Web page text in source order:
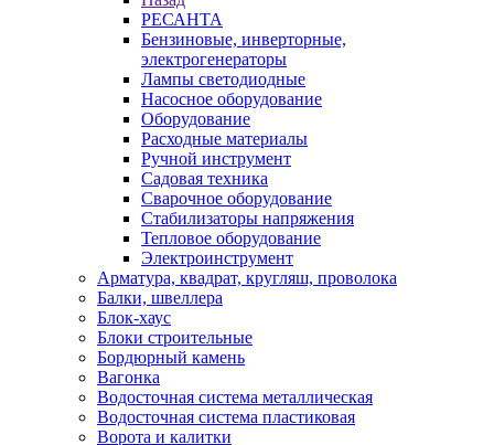
РЕСАНТА
Бензиновые, инверторные,
электрогенераторы
Лампы светодиодные
Насосное оборудование
Оборудование
Расходные материалы
Ручной инструмент
Садовая техника
Сварочное оборудование
Стабилизаторы напряжения
Тепловое оборудование
Электроинструмент
Арматура, квадрат, кругляш, проволока
Балки, швеллера
Блок-хаус
Блоки строительные
Бордюрный камень
Вагонка
Водосточная система металлическая
Водосточная система пластиковая
Ворота и калитки